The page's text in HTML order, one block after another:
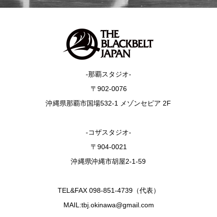
-那覇スタジオ-
〒902-0076
沖縄県那覇市国場532-1 メゾンセピア 2F
-コザスタジオ-
〒904-0021
沖縄県沖縄市胡屋2-1-59
TEL&FAX 098-851-4739（代表）
MAIL:tbj.okinawa@gmail.com